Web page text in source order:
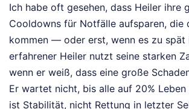
Ich habe oft gesehen, dass Heiler ihre
Cooldowns für Notfälle aufsparen, die
kommen — oder erst, wenn es zu spät
erfahrener Heiler nutzt seine starken
wenn er weiß, dass eine große
Er wartet nicht, bis alle auf 20% Leben
ist Stabilität, nicht Rettung in letzter